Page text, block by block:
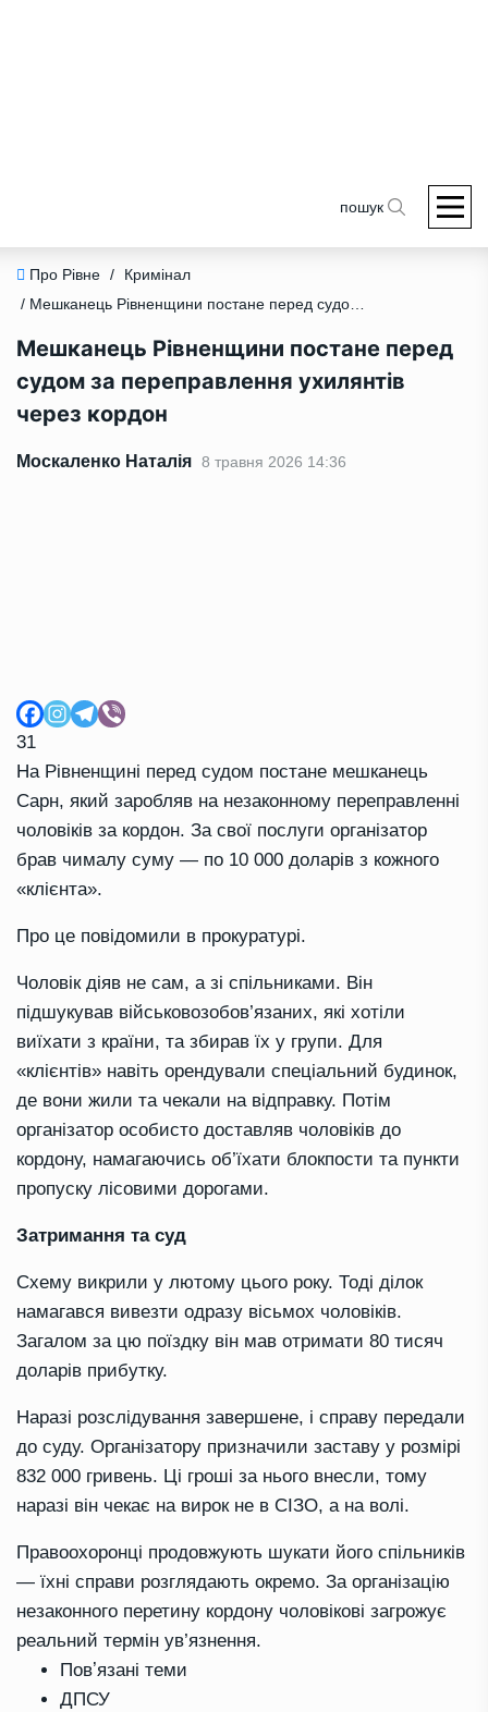
пошук
Про Рівне /
Кримінал
/ Мешканець Рівненщини постане перед судом за переправлення ухилянтів через кордон
Мешканець Рівненщини постане перед
судом за переправлення ухилянтів
через кордон
Москаленко Наталія 8 травня 2026 14:36
31
На Рівненщині перед судом постане мешканець
Сарн, який заробляв на незаконному переправленні
чоловіків за кордон. За свої послуги організатор
брав чималу суму — по 10 000 доларів з кожного
«клієнта».
Про це повідомили в прокуратурі.
Чоловік діяв не сам, а зі спільниками. Він
підшукував військовозобов’язаних, які хотіли
виїхати з країни, та збирав їх у групи. Для
«клієнтів» навіть орендували спеціальний будинок,
де вони жили та чекали на відправку. Потім
організатор особисто доставляв чоловіків до
кордону, намагаючись об’їхати блокпости та пункти
пропуску лісовими дорогами.
Затримання та суд
Схему викрили у лютому цього року. Тоді ділок
намагався вивезти одразу вісьмох чоловіків.
Загалом за цю поїздку він мав отримати 80 тисяч
доларів прибутку.
Наразі розслідування завершене, і справу передали
до суду. Організатору призначили заставу у розмірі
832 000 гривень. Ці гроші за нього внесли, тому
наразі він чекає на вирок не в СІЗО, а на волі.
Правоохоронці продовжують шукати його спільників
— їхні справи розглядають окремо. За організацію
незаконного перетину кордону чоловікові загрожує
реальний термін ув’язнення.
Повʼязані теми
ДПСУ